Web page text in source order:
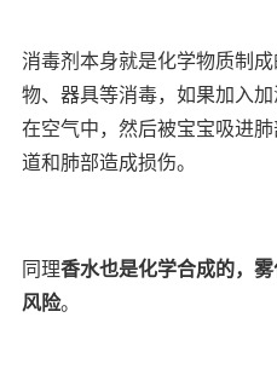
消毒剂本身就是化学物质制
物、器具等消毒，如果加入
在空气中，然后被宝宝吸进
道和肺部造成损伤。
同理香水也是化学合成的，
风险。